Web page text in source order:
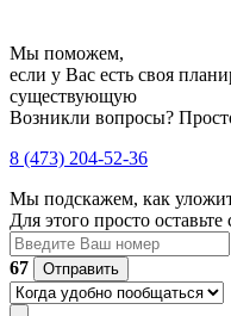
Мы поможем,
если у Вас есть своя
существующую
Возникли вопросы?
8 (473) 204-52-36
Мы подскажем, как
Для этого просто
67
Отправить